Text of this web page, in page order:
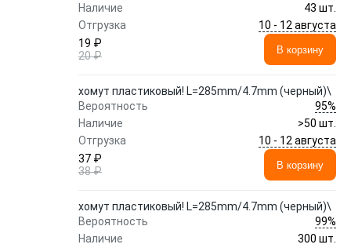
Наличие
43 шт.
Отгрузка
10 - 12 августа
19 ₽
20 ₽
В корзину
хомут пластиковый! L=285mm/4.7mm (черный)\
Вероятность
95%
Наличие
>50 шт.
Отгрузка
10 - 12 августа
37 ₽
38 ₽
В корзину
хомут пластиковый! L=285mm/4.7mm (черный)\
Вероятность
99%
Наличие
300 шт.